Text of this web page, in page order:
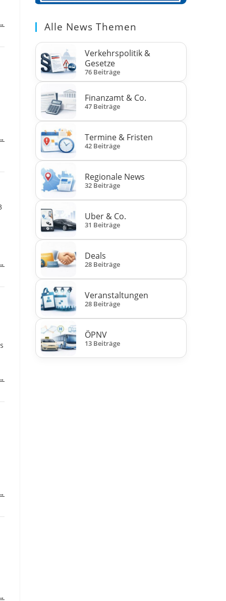
Alle News Themen
Verkehrspolitik &
Gesetze
76 Beiträge
Finanzamt & Co.
47 Beiträge
Termine & Fristen
42 Beiträge
Regionale News
32 Beiträge
Uber & Co.
31 Beiträge
Deals
28 Beiträge
Veranstaltungen
28 Beiträge
ÖPNV
13 Beiträge